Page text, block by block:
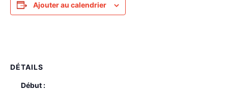
Ajouter au calendrier
DÉTAILS
Début :